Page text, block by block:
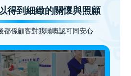
得到細緻的關懷與照顧
都係顧客對我哋嘅認可同安心